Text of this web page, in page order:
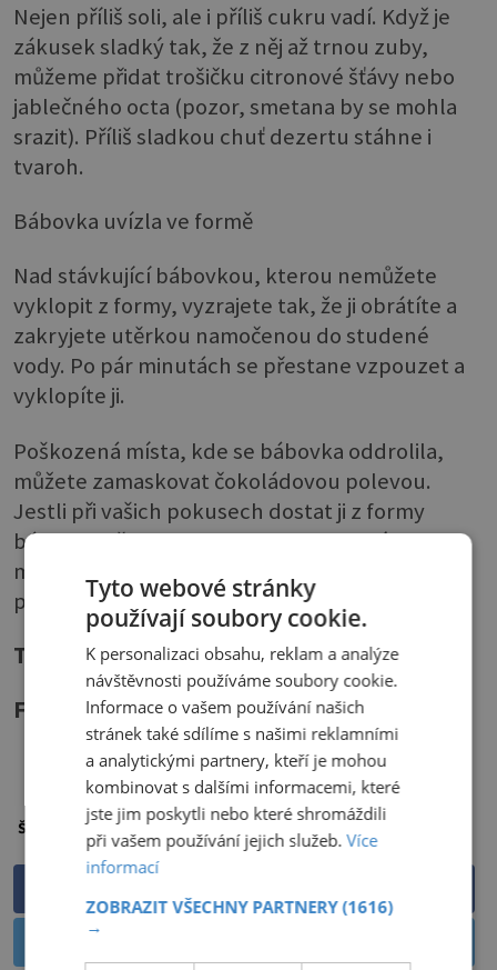
Nejen příliš soli, ale i příliš cukru vadí. Když je
zákusek sladký tak, že z něj až trnou zuby,
můžeme přidat trošičku citronové šťávy nebo
jablečného octa (pozor, smetana by se mohla
srazit). Příliš sladkou chuť dezertu stáhne i
tvaroh.
Bábovka uvízla ve formě
Nad stávkující bábovkou, kterou nemůžete
vyklopit z formy, vyzrajete tak, že ji obrátíte a
zakryjete utěrkou namočenou do studené
vody. Po pár minutách se přestane vzpouzet a
vyklopíte ji.
Poškozená místa, kde se bábovka oddrolila,
můžete zamaskovat čokoládovou polevou.
Jestli při vašich pokusech dostat ji z formy
bábovka někde praskla a odpadl velký kus,
můžete ji „zrestaurovat“ tím, že odpadlou část
přilepíte našlehaným bílkem.
Text
: Kateřina Rodná
Foto
: Shutterstock
PŘEHRÁT ČLÁNEK
Štítky: Vaření
Tyto webové stránky
používají soubory cookie.
K personalizaci obsahu, reklam a analýze
návštěvnosti používáme soubory cookie.
Informace o vašem používání našich
stránek také sdílíme s našimi reklamními
a analytickými partnery, kteří je mohou
kombinovat s dalšími informacemi, které
jste jim poskytli nebo které shromáždili
při vašem používání jejich služeb.Více
informací
ZOBRAZIT VŠECHNY PARTNERY(1616)
→